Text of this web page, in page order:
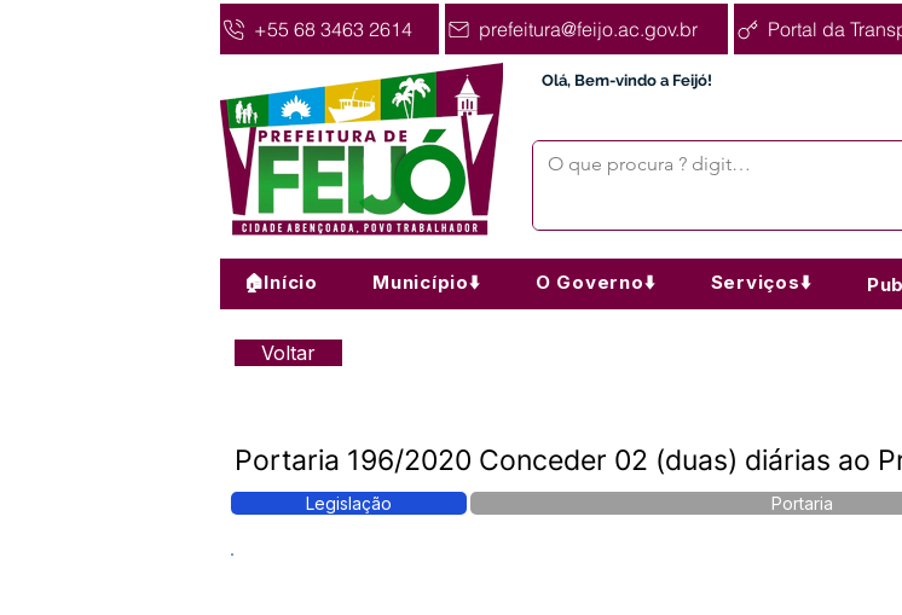
+55 68 3463 2614 prefeitura@feijo.ac.gov.br Portal da
Olá, Bem-vindo a Feijó!
🏠Início Município⬇️ O Governo⬇️ Serviços⬇️
Voltar
Portaria 196/2020 Conceder 02 (duas) diárias ao
Legislação Portaria